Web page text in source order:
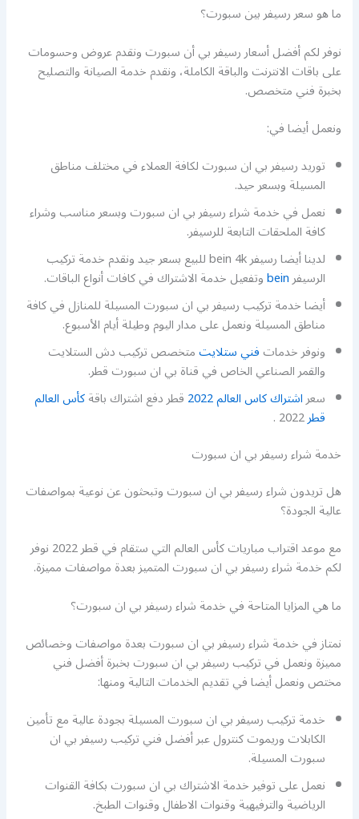
ما هو سعر رسيفر بين سبورت؟
نوفر لكم أفضل أسعار رسيفر بي أن سبورت ونقدم عروض وحسومات
على باقات الانترنت والباقة الكاملة، ونقدم خدمة الصيانة والتصليح
بخبرة فني متخصص.
ونعمل أيضا في:
توريد رسيفر بي ان سبورت لكافة العملاء في مختلف مناطق
المسيلة وبسعر حيد.
نعمل في خدمة شراء رسيفر بي ان سبورت وبسعر مناسب وشراء
كافة الملحقات التابعة للرسيفر.
لدينا أيضا رسيفر bein 4k للبيع بسعر جيد ونقدم خدمة تركيب
الرسيفرbeinوتفعيل خدمة الاشتراك في كافات أنواع الباقات.
أيضا خدمة تركيب رسيفر بي ان سبورت المسيلة للمنازل في كافة
مناطق المسيلة ونعمل على مدار اليوم وطيلة أيام الأسبوع.
ونوفر خدماتفني ستلايتمتخصص تركيب دش الستلايت
والقمر الصناعي الخاص في قناة بي ان سبورت قطر.
سعراشتراك كاس العالم 2022 قطر دفع اشتراك باقةكأس العالم
قطر2022 .
خدمة شراء رسيفر بي ان سبورت
هل تريدون شراء رسيفر بي ان سبورت وتبحثون عن نوعية بمواصفات
عالية الجودة؟
مع موعد اقتراب مباريات كأس العالم التي ستقام في قطر 2022 نوفر
لكم خدمة شراء رسيفر بي ان سبورت المتميز بعدة مواصفات مميزة.
ما هي المزايا المتاحة في خدمة شراء رسيفر بي ان سبورت؟
نمتاز في خدمة شراء رسيفر بي ان سبورت بعدة مواصفات وخصائص
مميزة ونعمل في تركيب رسيفر بي ان سبورت بخبرة أفضل فني
مختص ونعمل أيضا في تقديم الخدمات التالية ومنها:
خدمة تركيب رسيفر بي ان سبورت المسيلة بجودة عالية مع تأمين
الكابلات وريموت كنترول عبر أفضل فني تركيب رسيفر بي ان
سبورت المسيلة.
نعمل على توفير خدمة الاشتراك بي ان سبورت بكافة القنوات
الرياضية والترفيهية وقنوات الاطفال وقنوات الطبخ.